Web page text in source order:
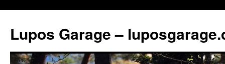
Lupos Garage –